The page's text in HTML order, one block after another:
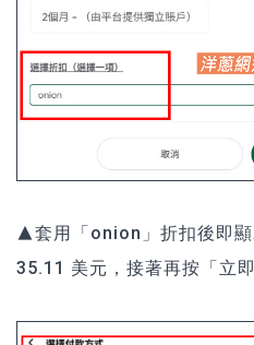
▲套用「onion」折扣後即顯
35.11 美元，接著再按「立即